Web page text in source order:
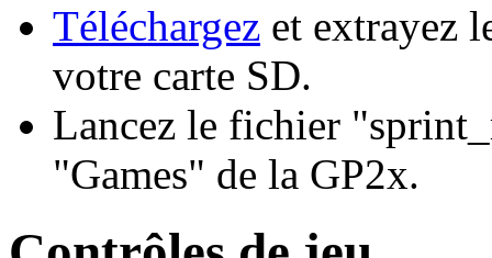
Téléchargez et extrayez
votre carte SD.
Lancez le fichier
"Games" de la GP2x.